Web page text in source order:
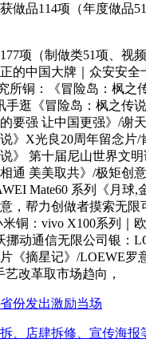
做品114项（年度做品
项（制做类51项、视频
的中国大牌｜众安安全
所铜：《冒险岛：枫之
手逛《冒险岛：枫之传
要强 让中国更强》/谢
》X光良20周年留念片/
说》 第十届尼山世界文
通 美美取共》/极矩创
Mate60 系列《月球,
，帮力创做者摸索无限
铜：vivo X100系列｜
挪动通信无限公司银：
《摘星记》/LOEWE罗
改革取市场趋向，
份发出激励当场
、店肆拆修、宣传海报